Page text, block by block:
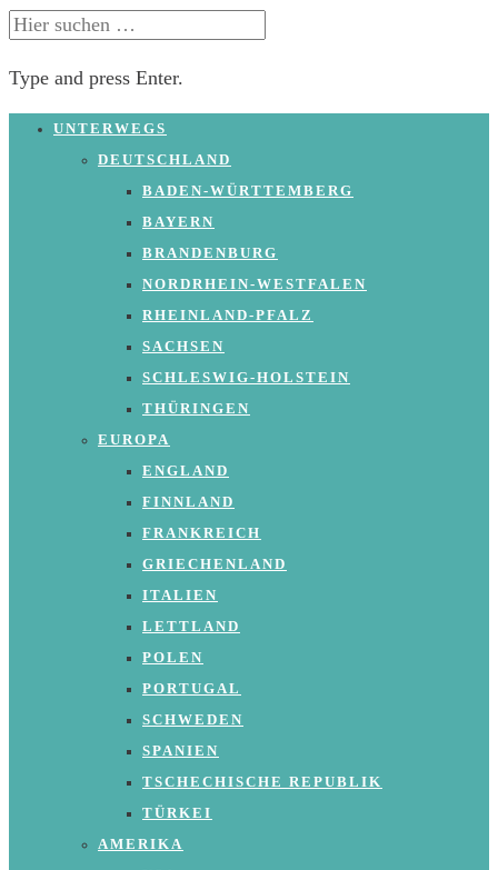
SUCHE
Type and press Enter.
Skip
UNTERWEGS
DEUTSCHLAND
BADEN-WÜRTTEMBERG
BAYERN
BRANDENBURG
NORDRHEIN-WESTFALEN
RHEINLAND-PFALZ
SACHSEN
SCHLESWIG-HOLSTEIN
THÜRINGEN
EUROPA
ENGLAND
FINNLAND
FRANKREICH
GRIECHENLAND
ITALIEN
LETTLAND
POLEN
PORTUGAL
SCHWEDEN
SPANIEN
TSCHECHISCHE REPUBLIK
TÜRKEI
AMERIKA